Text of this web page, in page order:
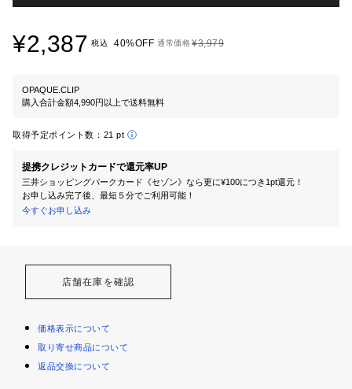
¥2,387 税込 40%OFF 通常価格¥3,979
OPAQUE.CLIP
購入合計金額4,990円以上で送料無料
取得予定ポイント数： 21 pt
提携クレジットカードで還元率UP
三井ショッピングパークカード《セゾン》なら更に¥100につき1pt還元！
お申し込み完了後、最短５分でご利用可能！
今すぐお申し込み
店舗在庫を確認
価格表示について
取り寄せ商品について
返品交換について